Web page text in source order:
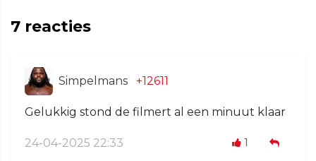
7 reacties
Simpelmans +12611
Gelukkig stond de filmert al een minuut klaar
24-04-2025 22:33 1